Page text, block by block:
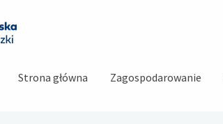
Strona główna Zagospodarowanie